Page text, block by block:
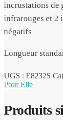
incrustations de
infrarouges et 2
négatifs
Longueur
UGS : E8232S
Pour Elle
Produits